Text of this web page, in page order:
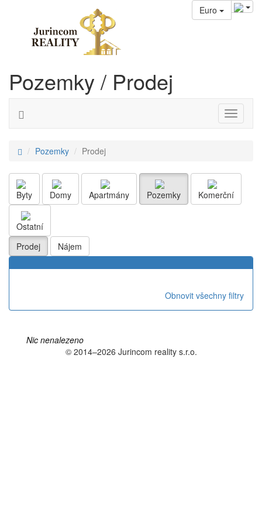
Euro
Pozemky / Prodej
Pozemky Prodej
Byty Domy Apartmány Pozemky Komerční
Ostatní
Prodej
Nájem
Obnovit všechny filtry
Nic nenalezeno
© 2014–2026 Jurincom reality s.r.o.